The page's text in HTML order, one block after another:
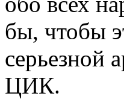
бы, чтобы
серьезной
ЦИК.